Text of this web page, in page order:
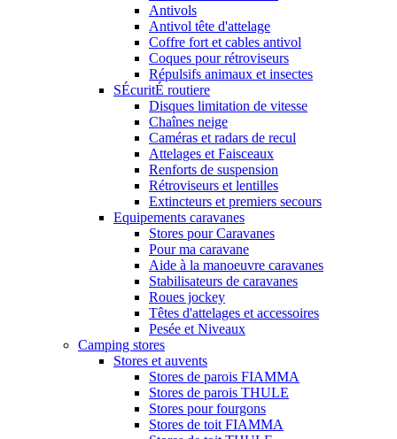
Antivols
Antivol tête d'attelage
Coffre fort et cables antivol
Coques pour rétroviseurs
Répulsifs animaux et insectes
SÉcuritÉ routiere
Disques limitation de vitesse
Chaînes neige
Caméras et radars de recul
Attelages et Faisceaux
Renforts de suspension
Rétroviseurs et lentilles
Extincteurs et premiers secours
Equipements caravanes
Stores pour Caravanes
Pour ma caravane
Aide à la manoeuvre caravanes
Stabilisateurs de caravanes
Roues jockey
Têtes d'attelages et accessoires
Pesée et Niveaux
Camping stores
Stores et auvents
Stores de parois FIAMMA
Stores de parois THULE
Stores pour fourgons
Stores de toit FIAMMA